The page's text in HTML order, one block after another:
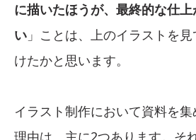
に描いたほうが、最終的な仕
い 」ことは、上のイラストを
けたかと思います。
イラスト制作において資料を
理由は、主に2つあります。そ